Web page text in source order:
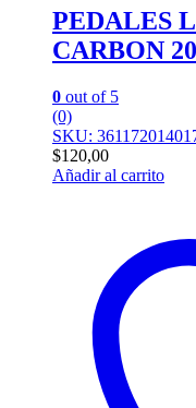
PEDALES
CARBON
0 out of 5
(0)
SKU:
$120,00
Añadir al carrito